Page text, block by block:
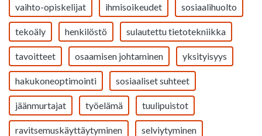
vaihto-opiskelijat ihmisoikeudet sosiaalihuolto
tekoäly henkilöstö sulautettu tietotekniikka
tavoitteet osaamisen johtaminen yksityisyys
hakukoneoptimointi sosiaaliset suhteet
jäänmurtajat työelämä tuulipuistot
ravitsemuskäyttäytyminen selviytyminen